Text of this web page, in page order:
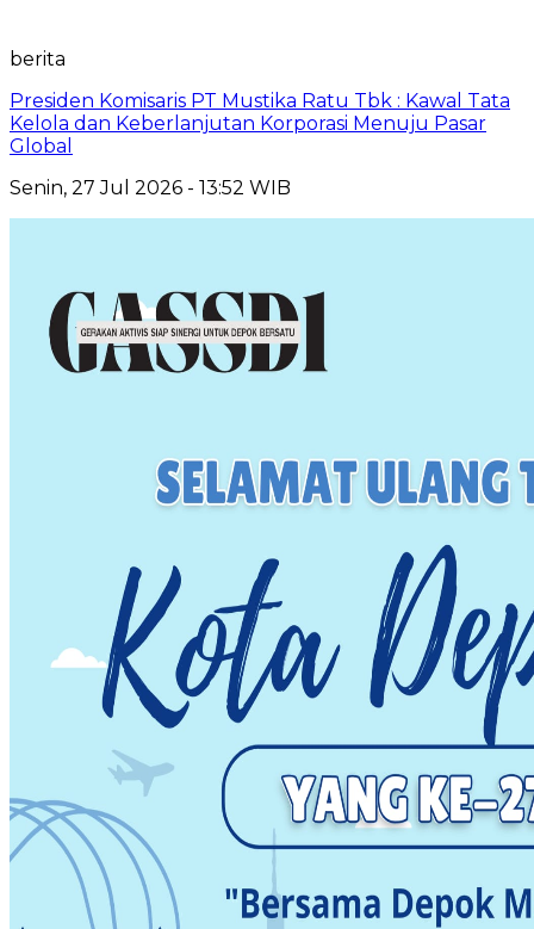
berita
Presiden Komisaris PT Mustika Ratu Tbk : Kawal Tata
Kelola dan Keberlanjutan Korporasi Menuju Pasar
Global
Senin, 27 Jul 2026 - 13:52 WIB